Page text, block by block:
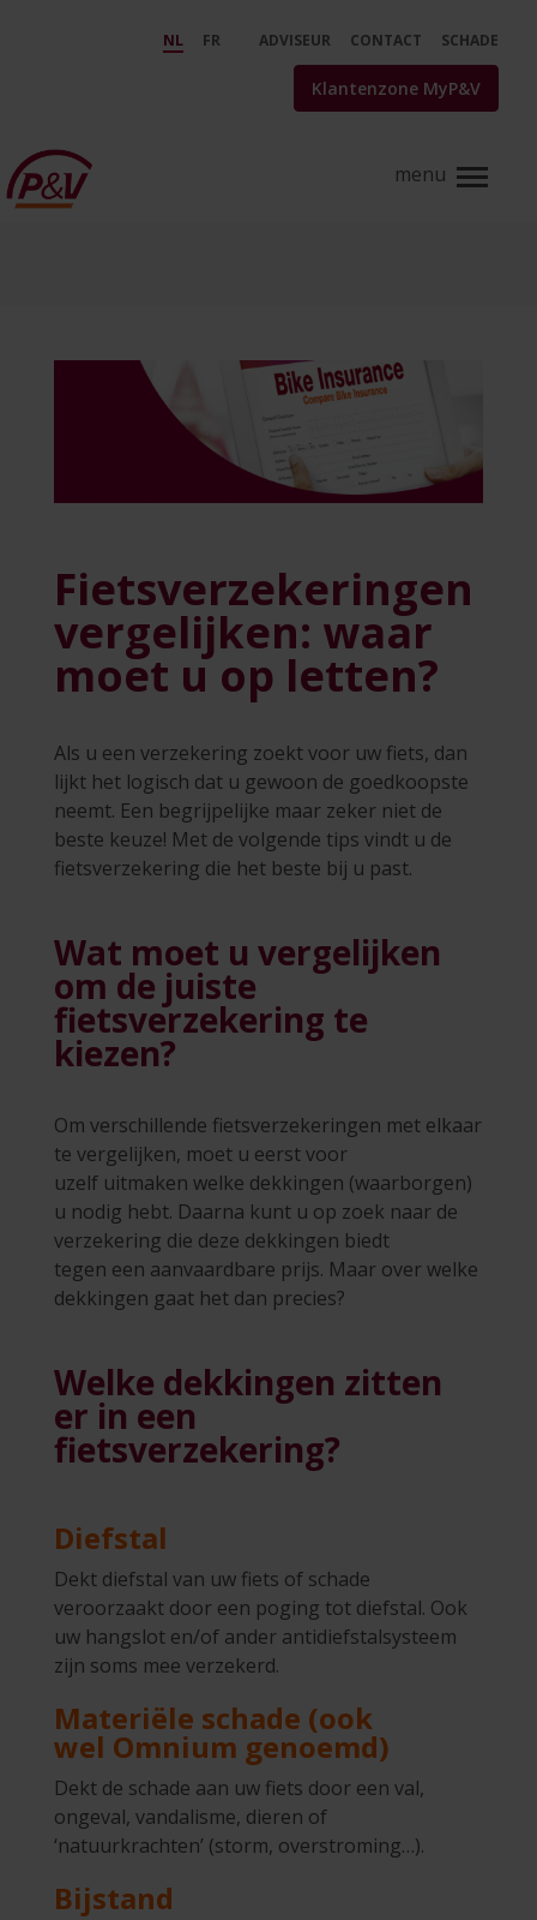
Fietsverzekeringen vergelijken:
NL FR ADVISEUR CONTACT SCHADE
Klantenzone MyP&V
Fietsverzekeringen
vergelijken: waar
moet u op letten?
Als u een verzekering zoekt voor uw fiets, dan
lijkt het logisch dat u gewoon de goedkoopste
neemt. Een begrijpelijke maar zeker niet de
beste keuze! Met de volgende tips vindt u de
fietsverzekering die het beste bij u past.
Wat moet u vergelijken
om de juiste
fietsverzekering te
kiezen?
Om verschillende fietsverzekeringen met elkaar
te vergelijken, moet u eerst voor
uzelf uitmaken welke dekkingen (waarborgen)
u nodig hebt. Daarna kunt u op zoek naar de
verzekering die deze dekkingen biedt
tegen een aanvaardbare prijs. Maar over welke
dekkingen gaat het dan precies?
Welke dekkingen zitten
er in een
fietsverzekering?
Diefstal
Dekt diefstal van uw fiets of schade
veroorzaakt door een poging tot diefstal. Ook
uw hangslot en/of ander antidiefstalsysteem
zijn soms mee verzekerd.
Materiële schade (ook
wel Omnium genoemd)
Dekt de schade aan uw fiets door een val,
ongeval, vandalisme, dieren of
‘natuurkrachten’ (storm, overstroming…).
Bijstand